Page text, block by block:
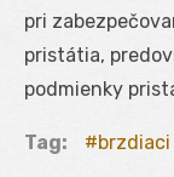
pri
pristátia,
podmienky
Tag: brzdiaci